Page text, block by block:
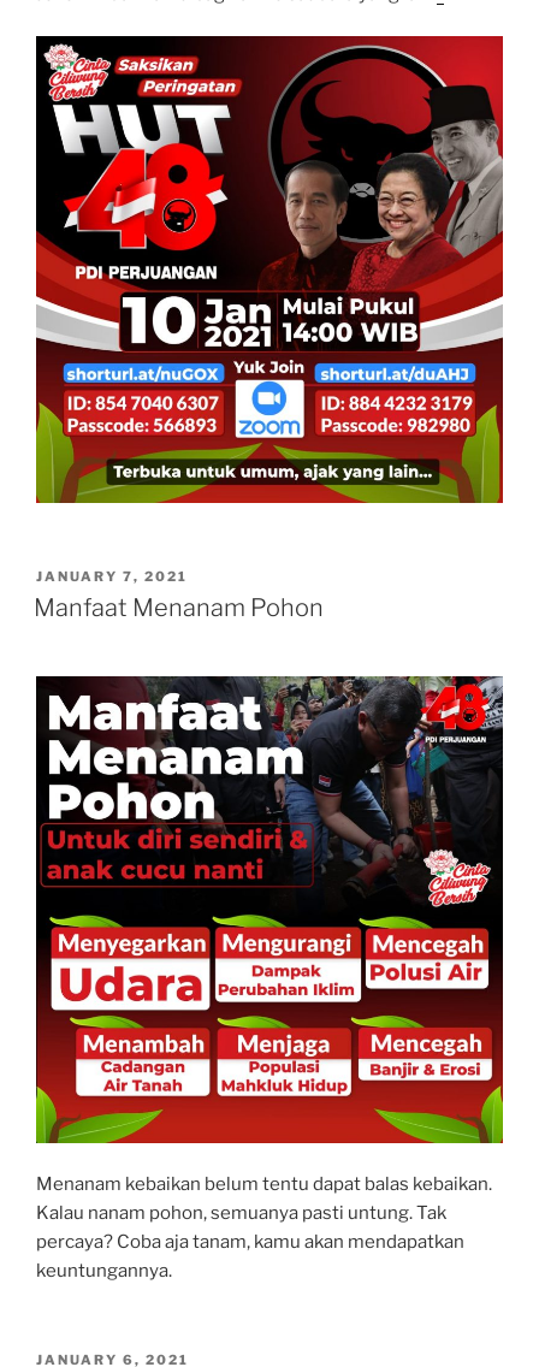
POSTED
ON
JANUARY 7, 2021
Manfaat Menanam Pohon
Menanam kebaikan belum tentu dapat balas kebaikan.
Kalau nanam pohon, semuanya pasti untung. Tak
percaya? Coba aja tanam, kamu akan mendapatkan
keuntungannya.
POSTED
JANUARY 6, 2021